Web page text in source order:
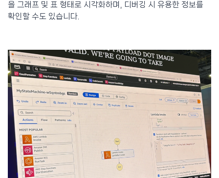
을 그래프 및 표 형태로 시각화하며, 디버깅 시 유용한 정보를
확인할 수도 있습니다.